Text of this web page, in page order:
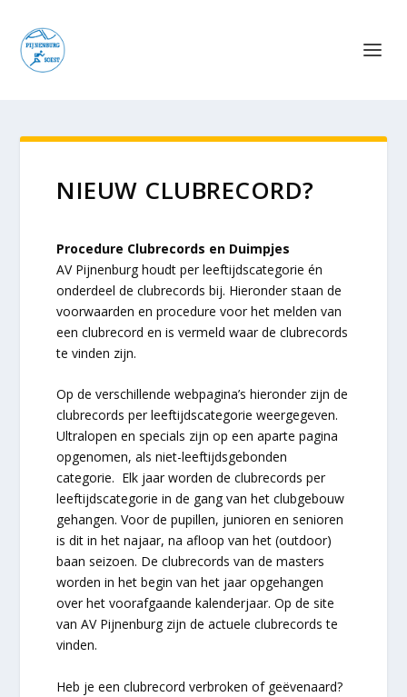
NIEUW CLUBRECORD?
Procedure Clubrecords en Duimpjes
AV Pijnenburg houdt per leeftijdscategorie én
onderdeel de clubrecords bij. Hieronder staan de
voorwaarden en procedure voor het melden van
een clubrecord en is vermeld waar de clubrecords
te vinden zijn.
Op de verschillende webpagina’s hieronder zijn de
clubrecords per leeftijdscategorie weergegeven.
Ultralopen en specials zijn op een aparte pagina
opgenomen, als niet-leeftijdsgebonden
categorie. Elk jaar worden de clubrecords per
leeftijdscategorie in de gang van het clubgebouw
gehangen. Voor de pupillen, junioren en senioren
is dit in het najaar, na afloop van het (outdoor)
baan seizoen. De clubrecords van de masters
worden in het begin van het jaar opgehangen
over het voorafgaande kalenderjaar. Op de site
van AV Pijnenburg zijn de actuele clubrecords te
vinden.
Heb je een clubrecord verbroken of geëvenaard?